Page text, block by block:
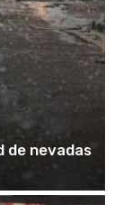
de nevadas